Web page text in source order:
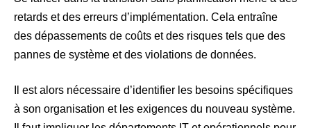
retards et des erreurs d’implémentation. Cela entraîne
des dépassements de coûts et des risques tels que des
pannes de système et des violations de données.
Il est alors nécessaire d’identifier les besoins spécifiques
à son organisation et les exigences du nouveau système.